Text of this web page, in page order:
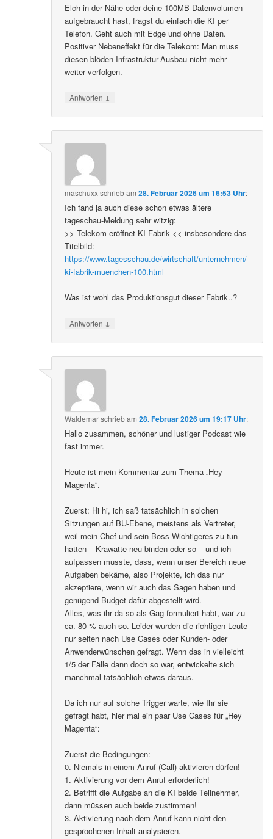
Elch in der Nähe oder deine 100MB Datenvolumen
aufgebraucht hast, fragst du einfach die KI per
Telefon. Geht auch mit Edge und ohne Daten.
Positiver Nebeneffekt für die Telekom: Man muss
diesen blöden Infrastruktur-Ausbau nicht mehr
weiter verfolgen.
Antworten ↓
maschuxxschriebam28. Februar 2026 um 16:53 Uhr:
Ich fand ja auch diese schon etwas ältere
tageschau-Meldung sehr witzig:
>> Telekom eröffnet KI-Fabrik << insbesondere das
Titelbild:
https://www.tagesschau.de/wirtschaft/unternehmen/
ki-fabrik-muenchen-100.html
Was ist wohl das Produktionsgut dieser Fabrik..?
Antworten ↓
Waldemarschriebam28. Februar 2026 um 19:17 Uhr:
Hallo zusammen, schöner und lustiger Podcast wie
fast immer.
Heute ist mein Kommentar zum Thema „Hey
Magenta“.
Zuerst: Hi hi, ich saß tatsächlich in solchen
Sitzungen auf BU-Ebene, meistens als Vertreter,
weil mein Chef und sein Boss Wichtigeres zu tun
hatten – Krawatte neu binden oder so – und ich
aufpassen musste, dass, wenn unser Bereich neue
Aufgaben bekäme, also Projekte, ich das nur
akzeptiere, wenn wir auch das Sagen haben und
genügend Budget dafür abgestellt wird.
Alles, was ihr da so als Gag formuliert habt, war zu
ca. 80 % auch so. Leider wurden die richtigen Leute
nur selten nach Use Cases oder Kunden- oder
Anwenderwünschen gefragt. Wenn das in vielleicht
1/5 der Fälle dann doch so war, entwickelte sich
manchmal tatsächlich etwas daraus.
Da ich nur auf solche Trigger warte, wie Ihr sie
gefragt habt, hier mal ein paar Use Cases für „Hey
Magenta“:
Zuerst die Bedingungen:
0. Niemals in einem Anruf (Call) aktivieren dürfen!
1. Aktivierung vor dem Anruf erforderlich!
2. Betrifft die Aufgabe an die KI beide Teilnehmer,
dann müssen auch beide zustimmen!
3. Aktivierung nach dem Anruf kann nicht den
gesprochenen Inhalt analysieren.